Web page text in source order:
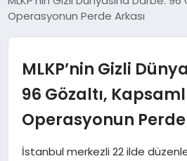
EKONOMI
SPOR
Operasyonun Perde Arkası
MLKP’nin Gizli
96 Gözaltı,
Operasyonun Perde
İstanbul merkezli 22 ilde